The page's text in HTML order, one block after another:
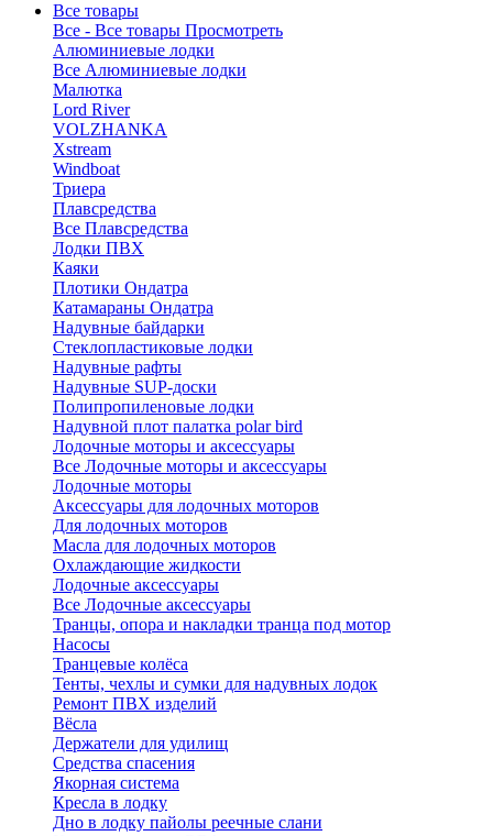
Все товары
Все - Все товары Просмотреть
Алюминиевые лодки
Все Алюминиевые лодки
Малютка
Lord River
VOLZHANKA
Xstream
Windboat
Триера
Плавсредства
Все Плавсредства
Лодки ПВХ
Каяки
Плотики Ондатра
Катамараны Ондатра
Надувные байдарки
Стеклопластиковые лодки
Надувные рафты
Надувные SUP-доски
Полипропиленовые лодки
Надувной плот палатка polar bird
Лодочные моторы и аксессуары
Все Лодочные моторы и аксессуары
Лодочные моторы
Аксессуары для лодочных моторов
Для лодочных моторов
Масла для лодочных моторов
Охлаждающие жидкости
Лодочные аксессуары
Все Лодочные аксессуары
Транцы, опора и накладки транца под мотор
Насосы
Транцевые колёса
Тенты, чехлы и сумки для надувных лодок
Ремонт ПВХ изделий
Вёсла
Держатели для удилищ
Средства спасения
Якорная система
Кресла в лодку
Дно в лодку пайолы реечные слани